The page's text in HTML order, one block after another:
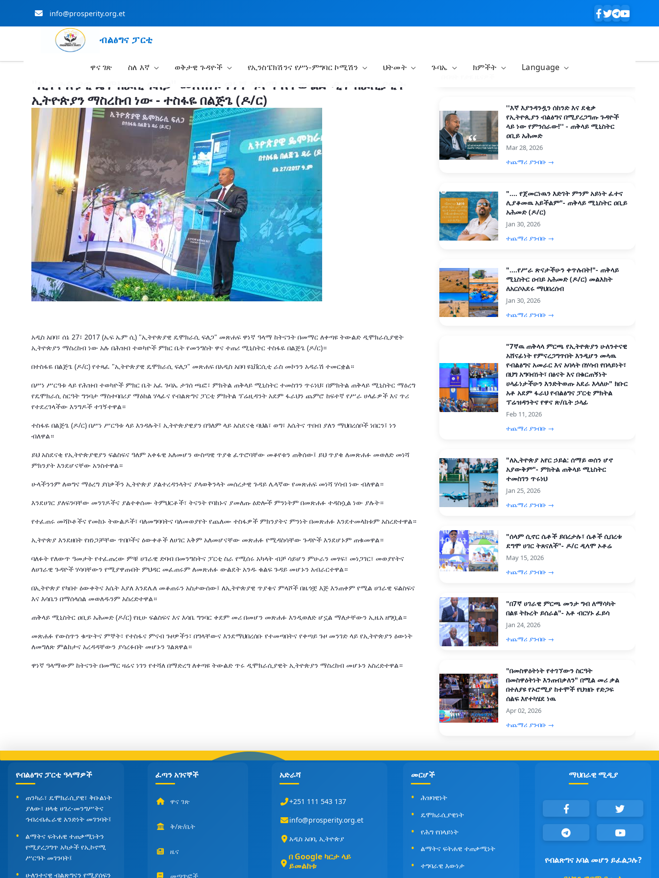
info@prosperity.org.et
ብልፅግና ፓርቲ
ዋና ገጽ ስለ እኛ ወቅታዊ ጉዳዮች የኢንስፔክሽንና የሥነ-ምግባር ኮሚሽን ህትመት ጉባኤ ክምችት Language
"ኢትዮጵያዊ ዴሞክራሲ ፍለጋ" መጽሐፍ ዋነኛ ዓላማ ለትውልድ ዲሞክራሲያዊት
ኢትዮጵያን ማስረከብ ነው - ተስፋዬ በልጅጌ (ዶ/ር)
አዲስ አበባ፣ ሰኔ 27፣ 2017 (ኤፍ ኤም ሲ) "ኢትዮጵያዊ ዴሞክራሲ ፍለጋ" መጽሐፍ ዋነኛ ዓላማ ከትናንት በመማር ለቀጣዩ ትውልድ ዲሞክራሲያዊት
ኢትዮጵያን ማስረከብ ነው አሉ በሕዝብ ተወካዮች ምክር ቤት የመንግስት ዋና ተጠሪ ሚኒስትር ተስፋዬ በልጅጌ (ዶ/ር)።
በተስፋዬ በልጅጌ (ዶ/ር) የተጻፈ "ኢትዮጵያዊ ዴሞክራሲ ፍለጋ" መጽሐፍ በአዲስ አበባ ዩኒቨርሲቲ ራስ መኮንን አዳራሽ ተመርቋል።
በሥነ ሥርዓቱ ላይ የሕዝብ ተወካዮች ምክር ቤት አፈ ጉባኤ ታገሰ ጫፎ፣ ምክትል ጠቅላይ ሚኒስትር ተመስገን ጥሩነህ፣ በምክትል ጠቅላይ ሚኒስትር ማዕረግ
የዴሞክራሲ ስርዓት ግንባታ ማስተባበሪያ ማዕከል ሃላፊና የብልጽግና ፓርቲ ምክትል ፕሬዚዳንት አደም ፋራህን ጨምሮ ከፍተኛ የሥራ ሀላፊዎች እና ጥሪ
የተደረገላችው እንግዶች ተገኝተዋል።
ተስፋዬ በልጅጌ (ዶ/ር) በሥነ ሥርዓቱ ላይ እንዳሉት፤ ኢትዮጵያዊያን በዓለም ላይ አስደናቂ ባህል፣ ወግ፣ እሴትና ጥበብ ያለን ማህበረሰቦች ነበርን፤ ነን
ብለዋል።
ይህ አስደናቂ የኢትዮጵያዊያን ፍልስፍና ዓለም አቀፋዊ አለመሆን ውስጣዊ ጥያቄ ፈጥሮባቸው መቆየቱን ጠቅሰው፤ ይህ ጥያቄ ለመጽሐፉ መወለድ መነሻ
ምክንያት እንደሆናቸው አንስተዋል።
ሁላችንንም ለወግና ማዕረግ ያበቃችን ኢትዮጵያ ያልተረዳንላትና ያላወቅንላት መሰረታዊ ጉዳይ ሌላኛው የመጽሐፍ መነሻ ሃሳብ ነው ብለዋል።
እንደሀገር ያለፍንባቸው መንገዶችና ያልተቀሰሙ ትምህርቶች፣ ትናንት የባከኑና ያመለጡ ዕድሎች ምንነትም በመጽሐፉ ተዳስሷል ነው ያሉት።
የተፈጠሩ መሻኮቶችና የመከኑ ትውልዶች፣ ባለመግባባትና ባለመወያየት የጨለሙ ተስፋዎች ምክንያትና ምንነት በመጽሐፉ እንደተመላከቱም አስረድተዋል።
ኢትዮጵያ እንደዘበት የዘነጋቻቸው ጥበቦችና ዕውቀቶች ለሀገር አቅም አለመሆናቸው መጽሐፉ የሚዳስሳቸው ጉዳዮች እንደሆኑም ጠቁመዋል።
ባለፉት የለውጥ ዓመታት የተፈጠረው ምቹ ሀገራዊ ድባብ በመንግስትና ፓርቲ ስራ የሚሰሩ አካላት ብቻ ሳይሆን ምሁራን መፃፍ፣ መነጋገር፣ መወያየትና
ለሀገራዊ ጉዳዮች ሃሳባቸውን የሚያዋጡበት ምህዳር መፈጠሩም ለመጽሐፉ ውልደት አንዱ ቁልፍ ጉዳይ መሆኑን አብራርተዋል።
በኢትዮጵያ የካበተ ዕውቀትና እሴት እያለ እንደሌለ መቆጠሩን አስታውሰው፤ ለኢትዮጵያዊ ጥያቄና ምላሾች በዜጎቿ እጅ እንጠቀም የሚል ሀገራዊ ፍልስፍና
እና እሳቤን በማሰላሰል መወለዱንም አስረድተዋል።
ጠቅላይ ሚኒስትር ዐቢይ አሕመድ (ዶ/ር) የዚሁ ፍልስፍና እና እሳቤ ግንባር ቀደም መሪ በመሆን መጽሐፉ እንዲወለድ ሆኗል ማለታቸውን ኢዜአ ዘግቧል።
መጽሐፉ የውስጥን ቁጭትና ምኞት፣ የተስፋና ምናብ ጉዞዎችን፣ በግላቸውና እንደማህበረሰቡ የተመጣበትና የቀጣይ ጉዞ መንገድ ላይ የኢትዮጵያን ዕውነት
ለመግለጽ ምልከታና አረዳዳቸውን ያሳረፉበት መሆኑን ገልጸዋል።
ዋነኛ ዓላማውም ከትናንት በመማር ዛሬና ነገን የተሻለ በማድረግ ለቀጣዩ ትውልድ ጥሩ ዲሞክራሲያዊት ኢትዮጵያን ማስረከብ መሆኑን አስረድተዋል።
''እኛ እያንዳንዷን ሰከንድ እና ደቂቃ
የኢትዮጲያን ብልፅግና በሚያረጋግጡ ጉዳዮች
ላይ ነው የምንሰራው!'' - ጠቅላይ ሚኒስትር
ዐቢይ አሕመድ
Mar 28, 2026
ተጨማሪ ያንብቡ →
".... የጀመርነዉን እድገት ምንም አይነት ፈተና
ሊያቆመዉ አይችልም"- ጠቅላይ ሚኒስትር ዐቢይ
አሕመድ (ዶ/ር)
Jan 30, 2026
ተጨማሪ ያንብቡ →
"....የሥራ ጽናታችሁን ቀጥሉበት!"- ጠቅላይ
ሚኒስትር ዐብይ አሕመድ (ዶ/ር) መልእክት
ለአርሶአደሩ ማህበረሰብ
Jan 30, 2026
ተጨማሪ ያንብቡ →
"7ኛዉ ጠቅላላ ምርጫ የኢትዮጵያን ሁለንተናዊ
አሸናፊነት የምናረጋግጥበት እንዲሆን መላዉ
የብልፅግና አመራር እና አባላት በሃሳብ የበላይነት፣
በህግ አግባብነት፣ በፅናት እና በቁርጠኝነት
ሀላፊነታችሁን እንድትወጡ አደራ እላለሁ" ክቡር
አቶ አደም ፋራህ የብልፅግና ፓርቲ ምክትል
ፕሬዝዳንትና የዋና ጽ/ቤት ኃላፊ
Feb 11, 2026
ተጨማሪ ያንብቡ →
"ለኢትዮጵያ አየር ኃይል: ሰማይ ወሰን ሆኖ
አያውቅም"- ምክትል ጠቅላይ ሚኒስትር
ተመስገን ጥሩነህ
Jan 25, 2026
ተጨማሪ ያንብቡ →
"ሰላም ሲኖር ሴቶች ይበረታሉ፣ ሴቶች ሲበረቱ
ደግሞ ሀገር ትጸናለች"- ዶ/ር ዲላሞ ኦቶሬ
May 15, 2026
ተጨማሪ ያንብቡ →
"በ7ኛ ሀገራዊ ምርጫ መንታ ግብ ለማሳካት
በልዩ ትኩረት ይሰራል"- አቶ ብርሃኑ ፈይሳ
Jan 24, 2026
ተጨማሪ ያንብቡ →
"በመስዋዕትነት የተገኘውን ስርዓት
በመስዋዕትነት እንጠብቃለን" በሚል መሪ ቃል
በተለያዩ የኦሮሚያ ከተሞች የህዝቡ የድጋፍ
ሰልፍ እየተካሄደ ነዉ
Apr 02, 2026
ተጨማሪ ያንብቡ →
የብልፅግና ፓርቲ ዓላማዎች
ጠንካራ፣ ዴሞክራሲያዊ፣ ቅቡልነት
ያለው፣ ዘላቂ ሀገረ-መንግሥትና
ኅብረብሔራዊ አንድነት መገንባት፤
ልማትና ፍትሐዊ ተጠቃሚነትን
የሚያረጋግጥ አካታች የኢኮኖሚ
ሥርዓት መገንባት፤
ሁለንተናዊ ብልጽግናን የሚያሰፍን
ፈጣን አገናኞች
ዋና ገጽ
ቅ/ጽ/ቤት
ዜና
መጣጥፎች
አድራሻ
+251 111 543 137
info@prosperity.org.et
አዲስ አበባ, ኢትዮጵያ
በ Google ካርታ ላይ
ይመልከቱ
መርሆች
ሕዝባዊነት
ዴሞክራሲያዊነት
የሕግ የበላይነት
ልማትና ፍትሐዊ ተጠቃሚነት
ተግባራዊ እውነታ
ማህበራዊ ሚዲያ
የብልጽግና አባል መሆን ይፈልጋሉ?